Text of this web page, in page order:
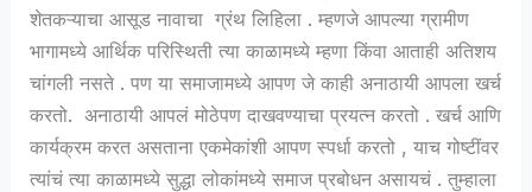
शेतकऱ्याचा आसूड नावाचा ग्रंथ लिहिला . म्हणजे आपल्या ग्रामीण
भागामध्ये आर्थिक परिस्थिती त्या काळामध्ये म्हणा किंवा आताही अतिशय
चांगली नसते . पण या समाजामध्ये आपण जे काही अनाठायी आपला खर्च
करतो. अनाठायी आपलं मोठेपण दाखवण्याचा प्रयत्न करतो . खर्च आणि
कार्यक्रम करत असताना एकमेकांशी आपण स्पर्धा करतो , याच गोष्टींवर
त्यांचं त्या काळामध्ये सुद्धा लोकांमध्ये समाज प्रबोधन असायचं . तुम्हाला